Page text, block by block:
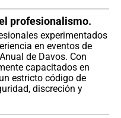
profesionalismo.
experimentados
en eventos de
de Davos. Con
capacitados en
estricto código de
discreción y